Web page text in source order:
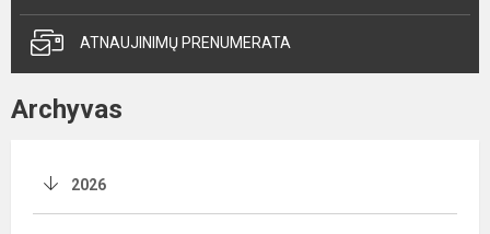
ATNAUJINIMŲ PRENUMERATA
Archyvas
2026